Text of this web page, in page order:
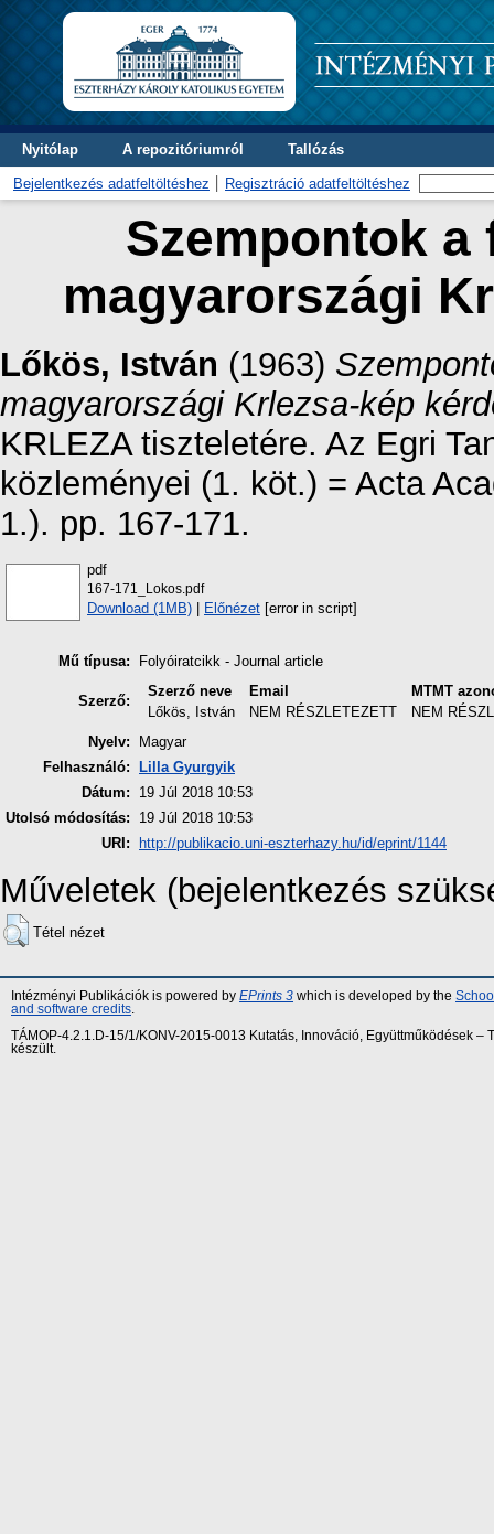
Nyitólap A repozitóriumról Tallózás
Bejelentkezés adatfeltöltéshez Regisztráció adatfeltöltéshez
Szempontok
magyarországi
Lőkös, István (1963)
magyarországi Krlezsa-kép
KRLEZA tiszteletére. Az Egri
közleményei (1. köt.) = Acta
1.). pp. 167-171.
pdf
167-171_Lokos.pdf
Download (1MB) | Előnézet [error in script]
Mű típusa: Folyóiratcikk - Journal article
Szerző:
Szerző neve Email
MTMT
Lőkös, István
NEM RÉSZLETEZETT
NEM
Nyelv:
Magyar
Felhasználó:
Lilla Gyurgyik
Dátum:
19 Júl 2018 10:53
Utolsó módosítás:
19 Júl 2018 10:53
URI:
http://publikacio.uni-eszterhazy.hu/id/eprint/1144
Műveletek (bejelentkezés
Tétel nézet
Intézményi Publikációk is powered by EPrints 3 which is developed by the
and software credits
TÁMOP-4.2.1.D-15/1/KONV-2015-0013 Kutatás, Innováció, Együttműködések
készült.